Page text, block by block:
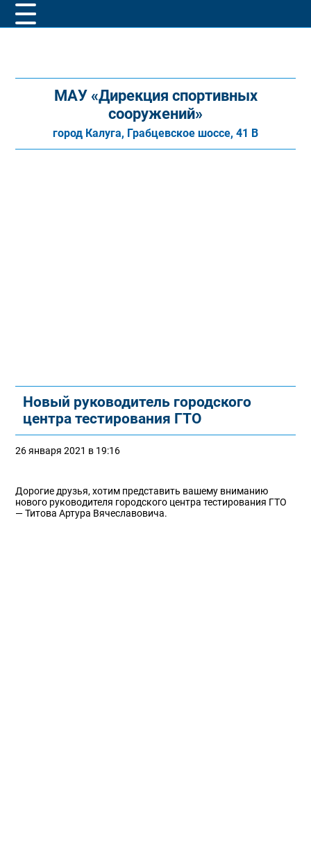
МАУ «Дирекция спортивных
сооружений»
город Калуга, Грабцевское шоссе, 41 В
Новый руководитель городского
центра тестирования ГТО
26 января 2021 в 19:16
Дорогие друзья, хотим представить вашему вниманию
нового руководителя городского центра тестирования ГТО
— Титова Артура Вячеславовича.